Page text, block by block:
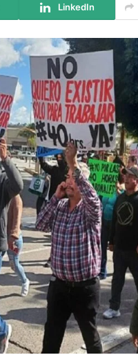
LinkedIn